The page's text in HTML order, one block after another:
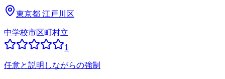
東京都 江戸川区
中学校市区町村立
1
任意と説明しながらの強制